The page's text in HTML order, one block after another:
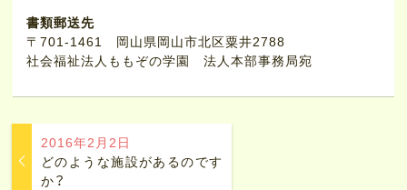
書類郵送先
〒701-1461 岡山県岡山市北区粟井2788
社会福祉法人ももぞの学園 法人本部事務局宛
2016年2月2日
どのような施設があるのです
か？